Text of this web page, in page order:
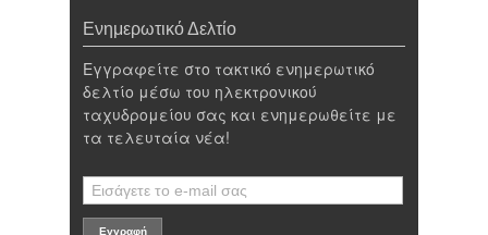
Ενημερωτικό Δελτίο
Εγγραφείτε στο τακτικό ενημερωτικό
δελτίο μέσω του ηλεκτρονικού
ταχυδρομείου σας και ενημερωθείτε με
τα τελευταία νέα!